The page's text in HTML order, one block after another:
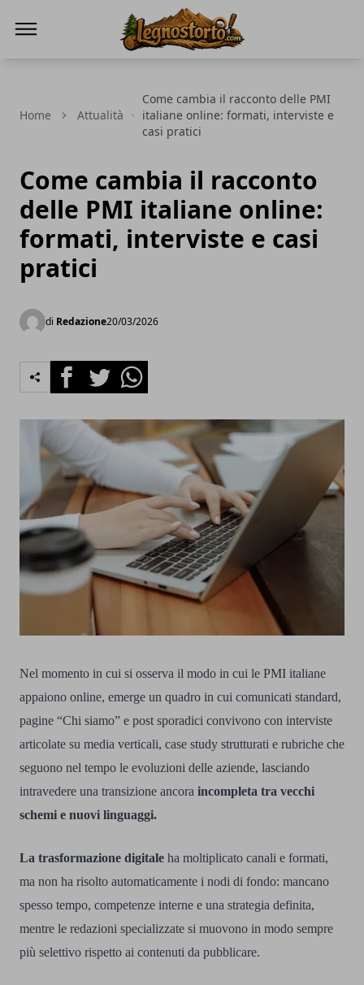
Home Attualità
Come cambia il racconto delle PMI
italiane online: formati, interviste e
casi pratici
Come cambia il racconto
delle PMI italiane online:
formati, interviste e casi
pratici
di Redazione20/03/2026
FacebookTwitterWhatsapp
Nel momento in cui si osserva il modo in cui le PMI italiane
appaiono online, emerge un quadro in cui comunicati standard,
pagine “Chi siamo” e post sporadici convivono con interviste
articolate su media verticali, case study strutturati e rubriche che
seguono nel tempo le evoluzioni delle aziende, lasciando
intravedere una transizione ancora incompleta tra vecchi
schemi e nuovi linguaggi.
La trasformazione digitale ha moltiplicato canali e formati,
ma non ha risolto automaticamente i nodi di fondo: mancano
spesso tempo, competenze interne e una strategia definita,
mentre le redazioni specializzate si muovono in modo sempre
più selettivo rispetto ai contenuti da pubblicare.